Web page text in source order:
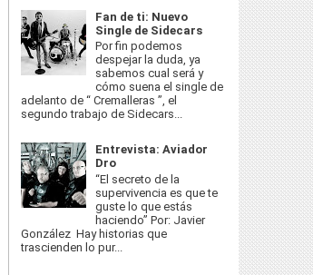
Fan de ti: Nuevo
Single de Sidecars
Por fin podemos
despejar la duda, ya
sabemos cual será y
cómo suena el single de
adelanto de “ Cremalleras ”, el
segundo trabajo de Sidecars...
Entrevista: Aviador
Dro
“El secreto de la
supervivencia es que te
guste lo que estás
haciendo” Por: Javier
González Hay historias que
trascienden lo pur...